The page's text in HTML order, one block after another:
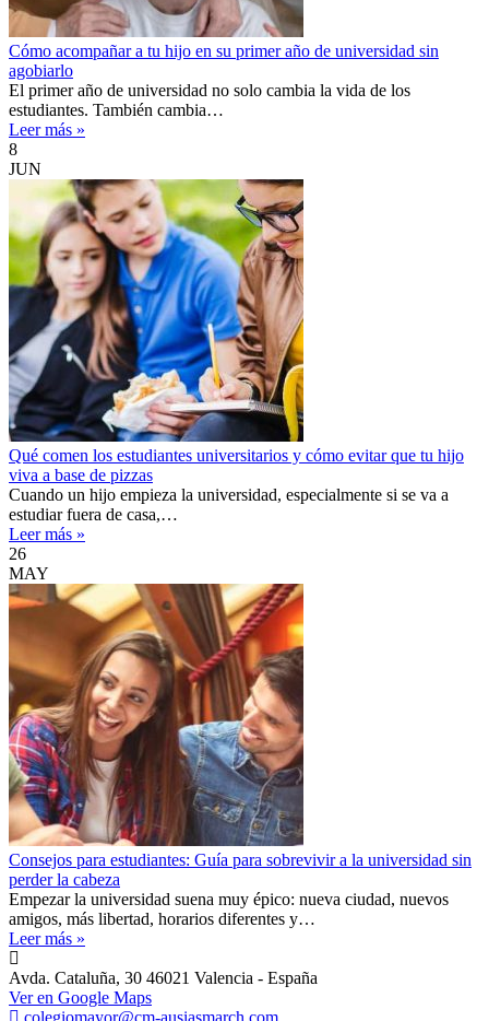
Cómo acompañar a tu hijo en su primer año de universidad sin
agobiarlo
El primer año de universidad no solo cambia la vida de los
estudiantes. También cambia…
Leer más »
8
JUN
Qué comen los estudiantes universitarios y cómo evitar que tu hijo
viva a base de pizzas
Cuando un hijo empieza la universidad, especialmente si se va a
estudiar fuera de casa,…
Leer más »
26
MAY
Consejos para estudiantes: Guía para sobrevivir a la universidad sin
perder la cabeza
Empezar la universidad suena muy épico: nueva ciudad, nuevos
amigos, más libertad, horarios diferentes y…
Leer más »
Avda. Cataluña, 30 46021 Valencia - España
Ver en Google Maps
colegiomayor@cm-ausiasmarch.com